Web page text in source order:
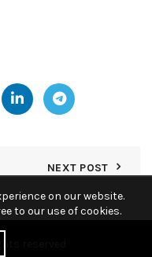
NEXT POST
reserved
on our website.
to our use of cookies.